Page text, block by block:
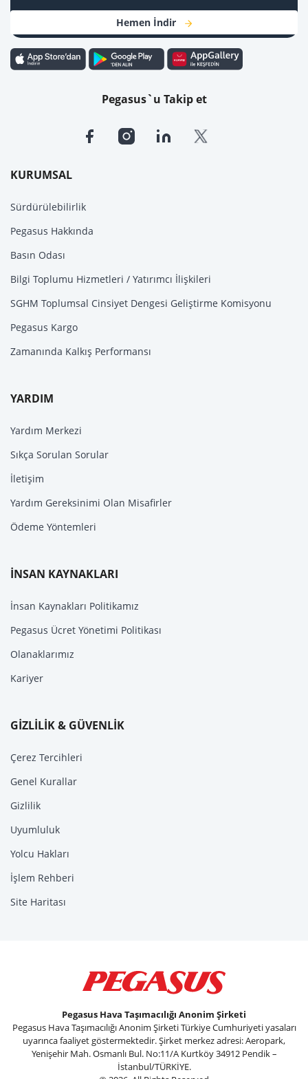
KURUMSAL
Sürdürülebilirlik
Pegasus Hakkında
Basın Odası
Bilgi Toplumu Hizmetleri / Yatırımcı İlişkileri
SGHM Toplumsal Cinsiyet Dengesi Geliştirme Komisyonu
Pegasus Kargo
Zamanında Kalkış Performansı
YARDIM
Yardım Merkezi
Sıkça Sorulan Sorular
İletişim
Yardım Gereksinimi Olan Misafirler
Ödeme Yöntemleri
İNSAN KAYNAKLARI
İnsan Kaynakları Politikamız
Pegasus Ücret Yönetimi Politikası
Olanaklarımız
Kariyer
GİZLİLİK & GÜVENLİK
Çerez Tercihleri
Genel Kurallar
Gizlilik
Uyumluluk
Yolcu Hakları
İşlem Rehberi
Site Haritası
Hemen İndir
Pegasus`u Takip et
Pegasus Hava Taşımacılığı Anonim Şirketi
Pegasus Hava Taşımacılığı Anonim Şirketi Türkiye Cumhuriyeti yasaları
uyarınca faaliyet göstermektedir. Şirket merkez adresi: Aeropark,
Yenişehir Mah. Osmanlı Bul. No:11/A Kurtköy 34912 Pendik –
İstanbul/TÜRKİYE.